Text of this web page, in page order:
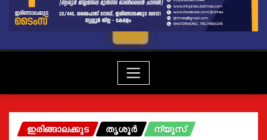
ഇരിങ്ങാലക്കുട തൃശൂർ ന്യൂസ്